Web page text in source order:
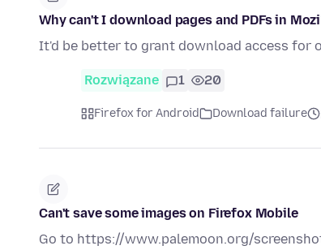
Why can't I download pages and PDFs in
It'd be better to grant download access for
Rozwiązane 1 20
Firefox for Android Download failure
Can't save some images on Firefox Mobile
Go to https://www.palemoon.org/